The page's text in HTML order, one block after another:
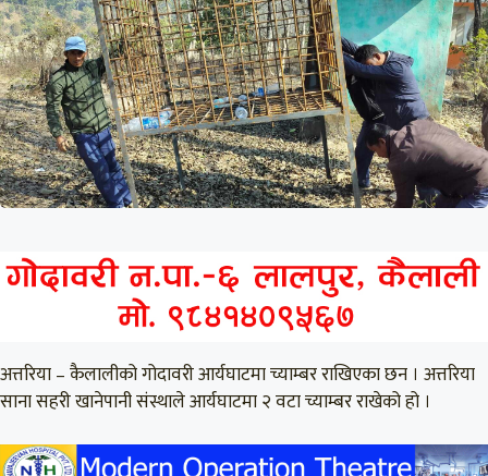
अत्तरिया – कैलालीको गोदावरी आर्यघाटमा च्याम्बर राखिएका छन । अत्तरिया
साना सहरी खानेपानी संस्थाले आर्यघाटमा २ वटा च्याम्बर राखेको हो ।